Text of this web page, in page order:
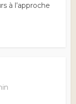
à l’approche